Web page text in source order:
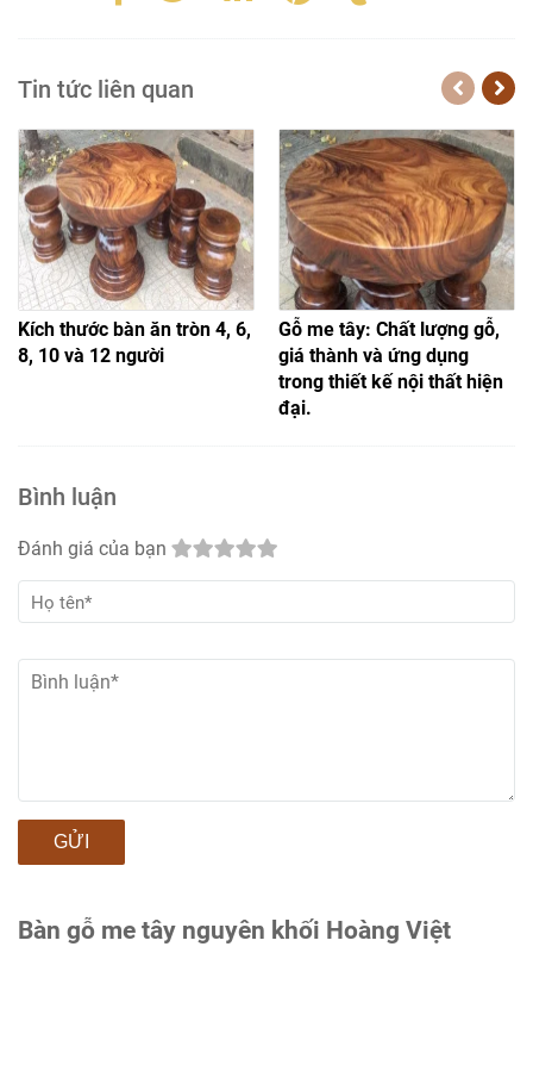
Tin tức liên quan
Kích thước bàn ăn tròn 4, 6,
8, 10 và 12 người
Gỗ me tây: Chất lượng gỗ,
giá thành và ứng dụng
trong thiết kế nội thất hiện
đại.
Bình luận
Đánh giá của bạn
GỬI
Bàn gỗ me tây nguyên khối Hoàng Việt